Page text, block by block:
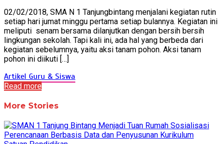
02/02/2018, SMA N 1 Tanjungbintang menjalani kegiatan rutin
setiap hari jumat minggu pertama setiap bulannya. Kegiatan ini
meliputi senam bersama dilanjutkan dengan bersih bersih
lingkungan sekolah. Tapi kali ini, ada hal yang berbeda dari
kegiatan sebelumnya, yaitu aksi tanam pohon. Aksi tanam
pohon ini diikuti […]
Artikel Guru & Siswa
Read more
More Stories